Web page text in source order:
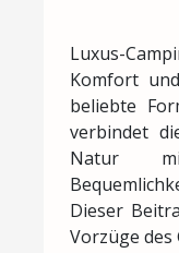
Luxus-
Komfort
beliebte
verbindet
Natur
Dieser
Vorzüge des